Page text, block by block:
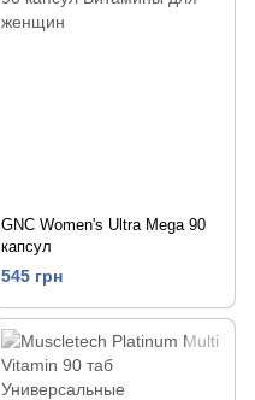
GNC Women's Ultra Mega 90
капсул
545 грн